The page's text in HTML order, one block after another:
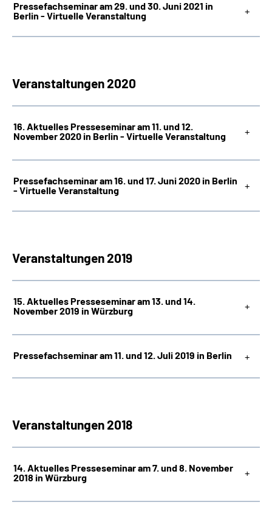
Pressefachseminar am 29. und 30. Juni 2021 in
Berlin - Virtuelle Veranstaltung
Veranstaltungen 2020
16. Aktuelles Presseseminar am 11. und 12.
November 2020 in Berlin - Virtuelle Veranstaltung
Pressefachseminar am 16. und 17. Juni 2020 in Berlin
- Virtuelle Veranstaltung
Veranstaltungen 2019
15. Aktuelles Presseseminar am 13. und 14.
November 2019 in Würzburg
Pressefachseminar am 11. und 12. Juli 2019 in Berlin
Veranstaltungen 2018
14. Aktuelles Presseseminar am 7. und 8. November
2018 in Würzburg